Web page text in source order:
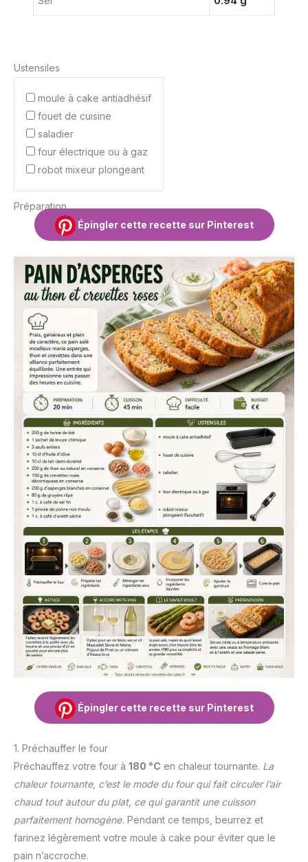
Ustensiles
moule à cake antiadhésif
fouet de cuisine
saladier
four électrique ou à gaz
robot mixeur plongeant
Préparation
Épingler cette recette sur Pinterest
Épingler cette recette sur Pinterest
1. Préchauffer le four
Préchauffez votre four à 180 °C en chaleur tournante. La
chaleur tournante, c’est le mode du four qui fait circuler l’air
chaud tout autour du plat, ce qui garantit une cuisson
parfaitement homogène. Pendant ce temps, beurrez et
farinez légèrement votre moule à cake pour éviter que le
pain n’accroche.